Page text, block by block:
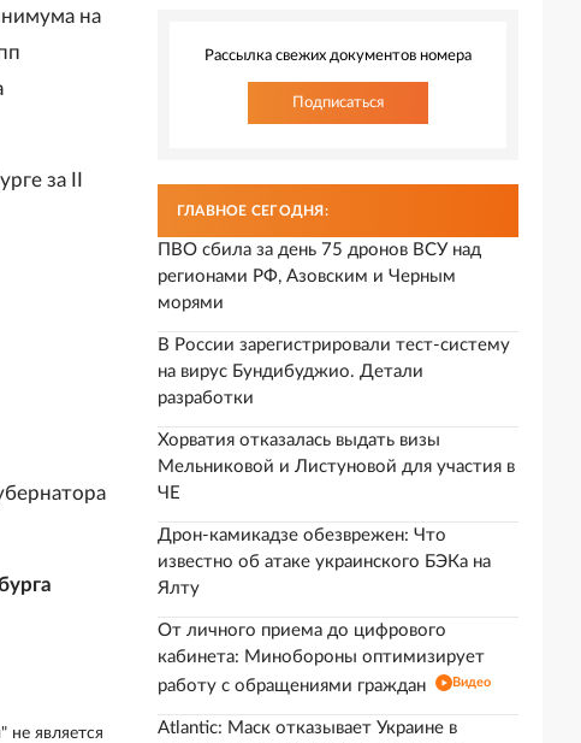
на
за II
не является
Рассылка свежих документов номера
Подписаться
ГЛАВНОЕ СЕГОДНЯ:
ПВО сбила за день 75 дронов ВСУ над
регионами РФ, Азовским и Черным
морями
В России зарегистрировали тест-систему
на вирус Бундибуджио. Детали
разработки
Хорватия отказалась выдать визы
Мельниковой и Листуновой для участия в
ЧЕ
Дрон-камикадзе обезврежен: Что
известно об атаке украинского БЭКа на
Ялту
От личного приема до цифрового
кабинета: Минобороны оптимизирует
работу с обращениями граждан
Видео
Atlantic: Маск отказывает Украине в